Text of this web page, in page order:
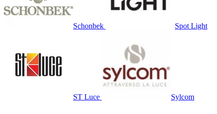
Schonbek Spot Light
ST Luce Sylcom